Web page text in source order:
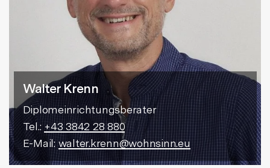
Walter Krenn
Diplomeinrichtungsberater
Tel.:+43 3842 28 880
E-Mail:walter.krenn@wohnsinn.eu